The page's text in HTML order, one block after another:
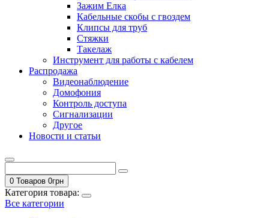
Зажим Елка
Кабельные скобы с гвоздем
Клипсы для труб
Стяжки
Такелаж
Инструмент для работы с кабелем
Распродажа
Видеонаблюдение
Домофония
Контроль доступа
Сигнализации
Другое
Новости и статьи
0 Товаров 0грн
Категория товара:
Все категории